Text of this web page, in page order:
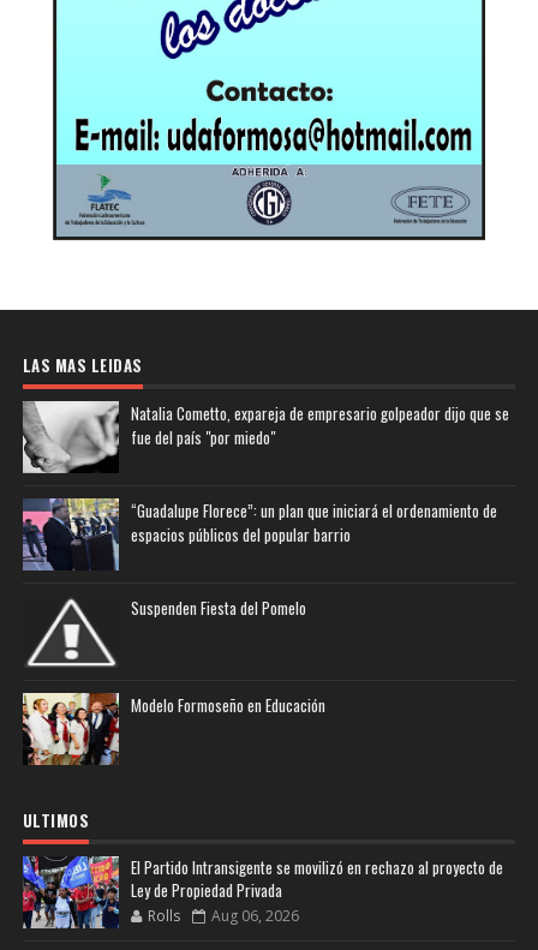
LAS MAS LEIDAS
Natalia Cometto, expareja de empresario golpeador dijo que se
fue del país "por miedo"
“Guadalupe Florece”: un plan que iniciará el ordenamiento de
espacios públicos del popular barrio
Suspenden Fiesta del Pomelo
Modelo Formoseño en Educación
ULTIMOS
El Partido Intransigente se movilizó en rechazo al proyecto de
Ley de Propiedad Privada
Rolls Aug 06, 2026